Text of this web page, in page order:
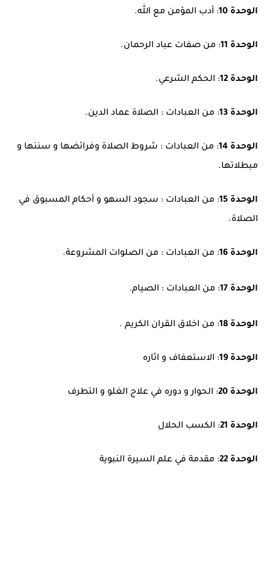
الوحدة 10 : أدب المؤمن مع الله.
الوحدة 11 : من صفات عباد الرحمان.
الوحدة 12 : الحكم الشرعي.
الوحدة 13 : من العبادات : الصلاة عماد الدين.
الوحدة 14 : من العبادات : شروط الصلاة وفرائضها و سننها و
مبطلاتها.
الوحدة 15
: من العبادات : سجود السهو و أحكام المسبوق في
الصلاة.
الوحدة 16 : من العبادات : من الصلوات المشروعة.
الوحدة 17 : من العبادات : الصيام.
الوحدة 18 : من اخلاق القران الكريم .
الوحدة 19 : الاستعفاف و اثاره
الوحدة 20 : الحوار و دوره في علاج الغلو و التطرف
الوحدة 21 : الكسب الحلال
الوحدة 22 : مقدمة في علم السيرة النبوية